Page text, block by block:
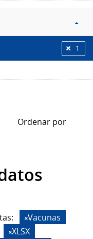
1
Ordenar por
Vacunas
XLSX